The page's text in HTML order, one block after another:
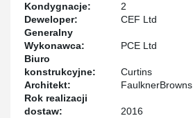
Kondygnacje:
2
Deweloper:
CEF Ltd
Generalny
Wykonawca:
PCE Ltd
Biuro
konstrukcyjne:
Curtins
Architekt:
FaulknerBrowns
Rok realizacji
dostaw:
2016